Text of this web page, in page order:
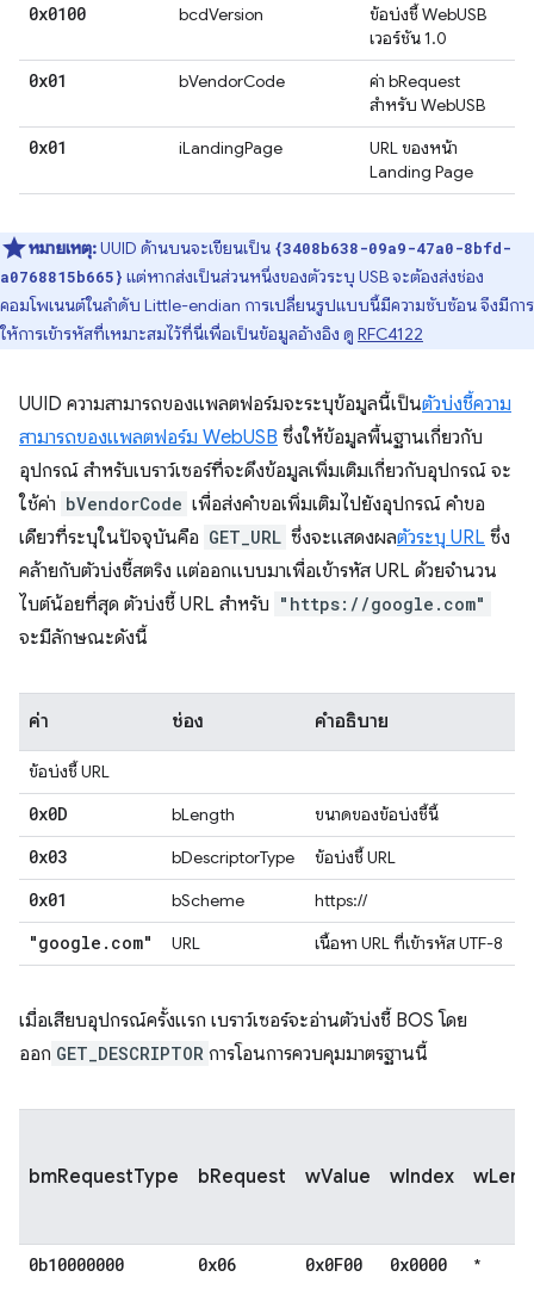
0x0100 bcdVersion
ข้อบ่งชี้ WebUSB
เวอร์ชัน 1.0
0x01 bVendorCode
ค่า bRequest
สำหรับ WebUSB
0x01 iLandingPage
URL ของหน้า
Landing Page
หมายเหตุ:UUID ด้านบนจะเขียนเป็น {3408b638-09a9-47a0-8bfd-
a0768815b665} แต่หากส่งเป็นส่วนหนึ่งของตัวระบุ USB จะต้องส่งช่อง
คอมโพเนนต์ในลำดับ Little-endian การเปลี่ยนรูปแบบนี้มีความซับซ้อน จึงมีการ
ให้การเข้ารหัสที่เหมาะสมไว้ที่นี่เพื่อเป็นข้อมูลอ้างอิง ดู RFC4122
UUID ความสามารถของแพลตฟอร์มจะระบุข้อมูลนี้เป็นตัวบ่งชี้ความ
สามารถของแพลตฟอร์ม WebUSB ซึ่งให้ข้อมูลพื้นฐานเกี่ยวกับ
อุปกรณ์ สําหรับเบราว์เซอร์ที่จะดึงข้อมูลเพิ่มเติมเกี่ยวกับอุปกรณ์ จะ
ใช้ค่า bVendorCode เพื่อส่งคําขอเพิ่มเติมไปยังอุปกรณ์ คําขอ
เดียวที่ระบุในปัจจุบันคือ GET_URL ซึ่งจะแสดงผลตัวระบุ URL ซึ่ง
คล้ายกับตัวบ่งชี้สตริง แต่ออกแบบมาเพื่อเข้ารหัส URL ด้วยจำนวน
ไบต์น้อยที่สุด ตัวบ่งชี้ URL สำหรับ "https://google.com"
จะมีลักษณะดังนี้
ค่า ช่อง คำอธิบาย
ข้อบ่งชี้ URL
0x0D bLength ขนาดของข้อบ่งชี้นี้
0x03 bDescriptorType ข้อบ่งชี้ URL
0x01 bScheme https://
"google . com" URL เนื้อหา URL ที่เข้ารหัส UTF-8
เมื่อเสียบอุปกรณ์ครั้งแรก เบราว์เซอร์จะอ่านตัวบ่งชี้ BOS โดย
ออก GET_DESCRIPTOR การโอนการควบคุมมาตรฐานนี้
bmRequestType bRequest wValue wIndex
0b10000000 0x06 0x0F00 0x0000 *